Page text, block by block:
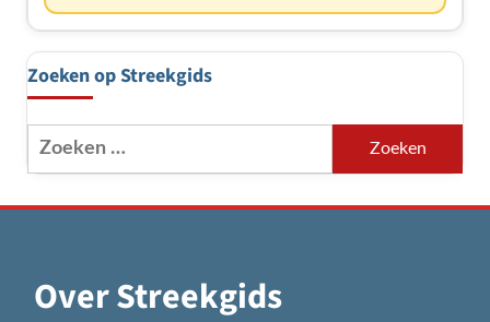
Zoeken op Streekgids
Zoeken
naar:
Over Streekgids